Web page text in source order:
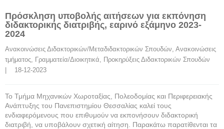
Πρόσκληση υποβολής αιτήσεων για εκπόνηση
διδακτορικής διατριβής, εαρινό εξάμηνο 2023-
2024
Ανακοινώσεις Διδακτορικών/Μεταδιδακτορικών Σπουδών, Ανακοινώσεις
τμήματος, Γραμματεία/Διοικητικά, Προκηρύξεις Διδακτορικών Σπουδών
|    18-12-2023
Το Τμήμα Μηχανικών Χωροταξίας, Πολεοδομίας και Περιφερειακής
Ανάπτυξης του Πανεπιστημίου Θεσσαλίας καλεί τους
ενδιαφερόμενους που επιθυμούν να εκπονήσουν διδακτορική
διατριβή, να υποβάλουν σχετική αίτηση. Παρακάτω παρατίθενται τα